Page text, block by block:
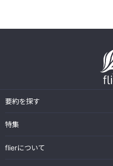
要約を探す
特集
flierについて